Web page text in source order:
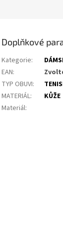
Doplňkové
Kategorie:
EAN:
TYP OBUVI:
MATERIÁL:
KŮŽE
Materiál: